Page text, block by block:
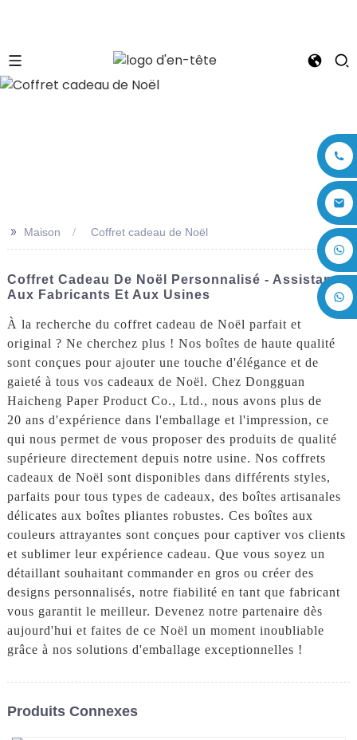
+86 17875305714
>> Maison Coffret cadeau de Noël
Coffret Cadeau De Noël Personnalisé - Assistance
Aux Fabricants Et Aux Usines
À la recherche du coffret cadeau de Noël parfait et
original ? Ne cherchez plus ! Nos boîtes de haute qualité
sont conçues pour ajouter une touche d'élégance et de
gaieté à tous vos cadeaux de Noël. Chez Dongguan
Haicheng Paper Product Co., Ltd., nous avons plus de
20 ans d'expérience dans l'emballage et l'impression, ce
qui nous permet de vous proposer des produits de qualité
supérieure directement depuis notre usine. Nos coffrets
cadeaux de Noël sont disponibles dans différents styles,
parfaits pour tous types de cadeaux, des boîtes artisanales
délicates aux boîtes pliantes robustes. Ces boîtes aux
couleurs attrayantes sont conçues pour captiver vos clients
et sublimer leur expérience cadeau. Que vous soyez un
détaillant souhaitant commander en gros ou créer des
designs personnalisés, notre fiabilité en tant que fabricant
vous garantit le meilleur. Devenez notre partenaire dès
aujourd'hui et faites de ce Noël un moment inoubliable
grâce à nos solutions d'emballage exceptionnelles !
Produits Connexes